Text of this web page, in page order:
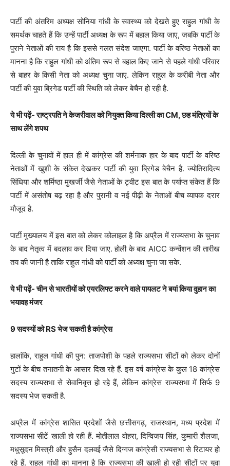
पार्टी की अंतरिम अध्यक्ष सोनिया गांधी के स्वास्थ्य को देखते हुए राहुल गांधी के
समर्थक चाहते हैं कि उन्हें पार्टी अध्यक्ष के रूप में बहाल किया जाए, जबकि पार्टी के
पुराने नेताओं की राय है कि इससे गलत संदेश जाएगा. पार्टी के वरिष्ठ नेताओं का
मानना है कि राहुल गांधी को अंतिम रूप से बहाल किए जाने से पहले गांधी परिवार
से बाहर के किसी नेता को अध्यक्ष चुना जाए. लेकिन राहुल के करीबी नेता और
पार्टी की युवा ब्रिगेड पार्टी की स्थिति को लेकर बेचैन हो रही है.
ये भी पढ़ें- राष्ट्रपति ने केजरीवाल को नियुक्त किया दिल्ली का CM, छह मंत्रियों के
साथ लेंगे शपथ
दिल्ली के चुनावों में हाल ही में कांग्रेस की शर्मनाक हार के बाद पार्टी के वरिष्ठ
नेताओं में खुशी के संकेत देखकर पार्टी की युवा ब्रिगेड बेचैन है. ज्योतिरादित्य
सिंधिया और शर्मिष्ठा मुखर्जी जैसे नेताओं के ट्वीट इस बात के पर्याप्त संकेत हैं कि
पार्टी में असंतोष बढ़ रहा है और पुरानी व नई पीढ़ी के नेताओं बीच व्यापक दरार
मौजूद है.
पार्टी मुख्यालय में इस बात को लेकर कोलाहल है कि अप्रैल में राज्यसभा के चुनाव
के बाद नेतृत्व में बदलाव कर दिया जाए. होली के बाद AICC कन्वेंशन की तारीख
तय की जानी है ताकि राहुल गांधी को पार्टी को अध्यक्ष चुना जा सके.
ये भी पढ़ें- चीन से भारतीयों को एयरलिफ्ट करने वाले पायलट ने बयां किया वुहान का
भयावह मंजर
9 सदस्यों को RS भेज सकती है कांग्रेस
हालांकि, राहुल गांधी की पुन: ताजपोशी के पहले राज्यसभा सीटों को लेकर दोनों
गुटों के बीच तनातनी के आसार दिख रहे हैं. इस वर्ष कांग्रेस के कुल 18 कांग्रेस
सदस्य राज्यसभा से सेवानिवृत्त हो रहे हैं, लेकिन कांग्रेस राज्यसभा में सिर्फ 9
सदस्य भेज सकती है.
अप्रैल में कांग्रेस शासित प्रदेशों जैसे छत्तीसगढ़, राजस्थान, मध्य प्रदेश में
राज्यसभा सीटें खाली हो रही हैं. मोतीलाल वोहरा, दिग्विजय सिंह, कुमारी शैलजा,
मधुसूदन मिस्त्री और हुसैन दलवई जैसे दिग्गज कांग्रेसी राज्यसभा से रिटायर हो
रहे हैं. राहुल गांधी का मानना है कि राज्यसभा की खाली हो रही सीटों पर युवा